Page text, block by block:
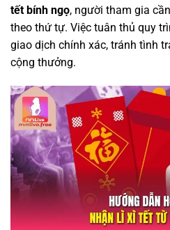
tết bính ngọ, người tham gia
theo thứ tự. Việc tuân thủ quy
giao dịch chính xác, tránh tình
cộng thưởng.